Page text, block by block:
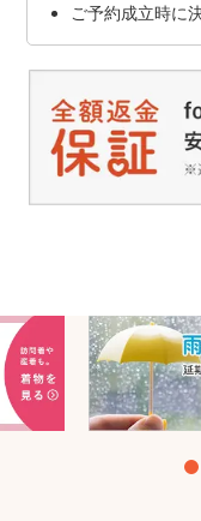
ご予約成立時に